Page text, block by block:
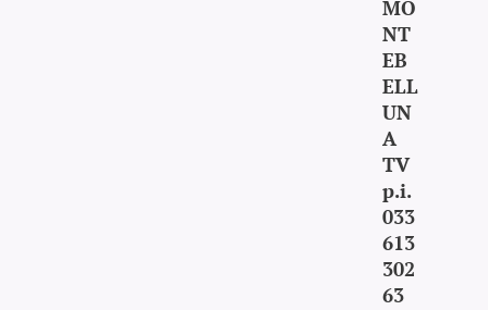
MO
NT
EB
ELL
UN
A
TV
p.i.
033
613
302
63